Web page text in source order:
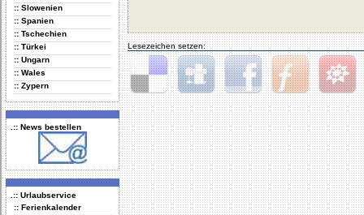
:: Slowenien
:: Spanien
:: Tschechien
:: Türkei
:: Ungarn
:: Wales
:: Zypern
.:: News bestellen
.:: Urlaubservice
:: Ferienkalender
Lesezeichen setzen:
Delicious Digg Facebook Furl StudiVZ